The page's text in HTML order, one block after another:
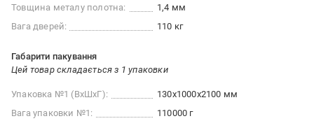
Товщина металу полотна:
1,4 мм
Вага дверей:
110 кг
Габарити пакування
Цей товар складається з 1 упаковки
Упаковка №1 (ВхШхГ):
130x1000x2100 мм
Вага упаковки №1:
110000 г